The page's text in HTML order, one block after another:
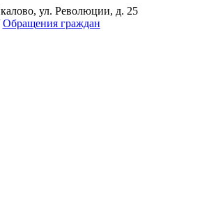
ул. Революции, д. 25
Обращения граждан